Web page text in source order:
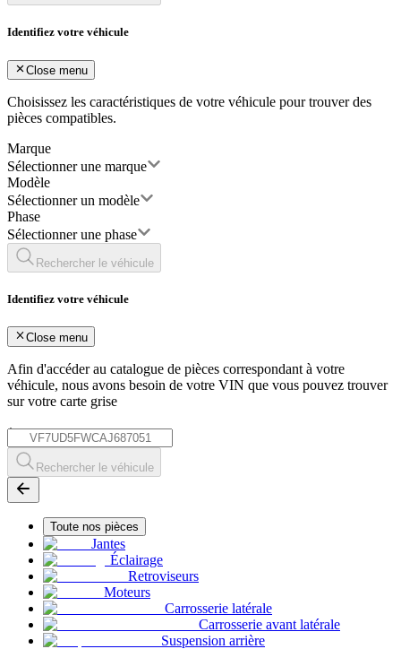
Identifiez votre véhicule
Close menu
Choisissez les caractéristiques de votre véhicule pour trouver des
pièces compatibles.
Marque
Sélectionner une marque
Modèle
Sélectionner un modèle
Phase
Sélectionner une phase
Rechercher le véhicule
Identifiez votre véhicule
Close menu
Afin d'accéder au catalogue de pièces correspondant à votre
véhicule, nous avons besoin de votre VIN que vous pouvez trouver
sur votre carte grise
*
Rechercher le véhicule
Toute nos pièces
Jantes
Éclairage
Retroviseurs
Moteurs
Carrosserie latérale
Carrosserie avant latérale
Suspension arrière